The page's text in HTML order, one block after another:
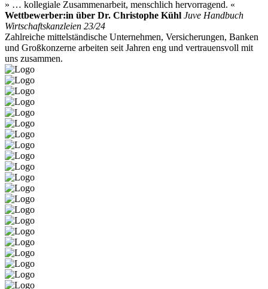
» … kollegiale Zusammenarbeit, menschlich hervorragend. «
Wettbewerber:in über Dr. Christophe Kühl Juve Handbuch
Wirtschaftskanzleien 23/24
Zahlreiche mittelständische Unternehmen, Versicherungen, Banken
und Großkonzerne arbeiten seit Jahren eng und vertrauensvoll mit
uns zusammen.